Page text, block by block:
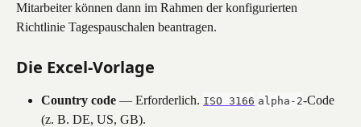
Mitarbeiter können dann im Rahmen der konfigurierten
Richtlinie Tagespauschalen beantragen.
Die Excel-Vorlage
Country code — Erforderlich. ISO 3166 alpha-2-Code
(z. B. DE, US, GB).